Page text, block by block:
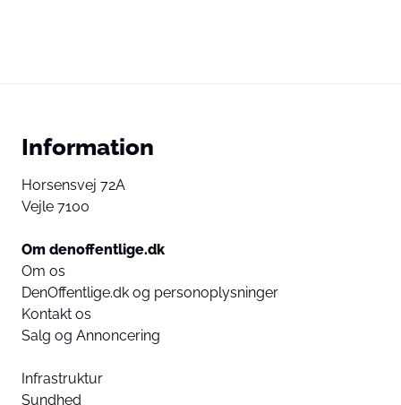
Information
Horsensvej 72A
Vejle 7100
Om denoffentlige.dk
Om os
DenOffentlige.dk og personoplysninger
Kontakt os
Salg og Annoncering
Infrastruktur
Sundhed